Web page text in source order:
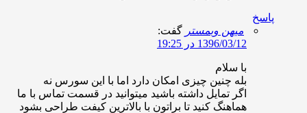
میهن وبمستر گفت:
1396/03/12 در 19:25
بله چنین چیزی امکان دارد اما با این سورس نه
اگر تمایل داشته باشید میتوانید در قسمت تماس با ما
هماهنگ کنید تا براتون با بالاترین کیفت طراحی بشود